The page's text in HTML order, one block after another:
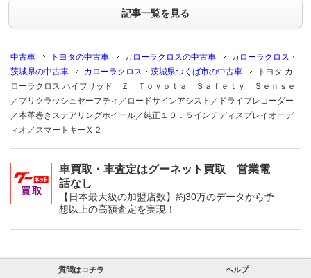
記事一覧を見る
中古車 トヨタの中古車 カローラクロスの中古車
カローラクロス・
茨城県の中古車
カローラクロス・茨城県つくば市の中古車
トヨタ カ
ローラクロス ハイブリッド Ｚ Ｔｏｙｏｔａ Ｓａｆｅｔｙ Ｓｅｎｓｅ
／プリクラッシュセーフティ／ロードサインアシスト／ドライブレコーダー
／本革巻きステアリングホイール／純正１０．５インチディスプレイオーデ
ィオ／スマートキーＸ２
車買取・車査定はグーネット買取 営業電
話なし
【日本最大級の加盟店数】約30万のデータから予
想以上の高額査定を実現！
質問はコチラ ヘルプ